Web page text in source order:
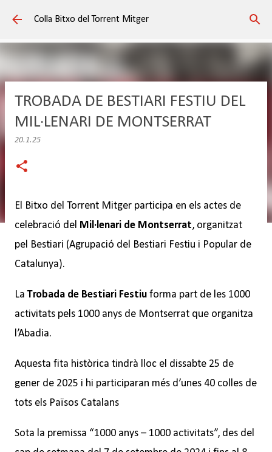
Salta al contingut principal
Colla Bitxo del Torrent Mitger
TROBADA DE BESTIARI FESTIU DEL
MIL·LENARI DE MONTSERRAT
20.1.25
El Bitxo del Torrent Mitger participa en els actes de
celebració del Mil·lenari de Montserrat, organitzat
pel Bestiari (Agrupació del Bestiari Festiu i Popular de
Catalunya).
La Trobada de Bestiari Festiu forma part de les 1000
activitats pels 1000 anys de Montserrat que organitza
l’Abadia.
Aquesta fita històrica tindrà lloc el dissabte 25 de
gener de 2025 i hi participaran més d’unes 40 colles de
tots els Països Catalans
Sota la premissa “1000 anys – 1000 activitats”, des del